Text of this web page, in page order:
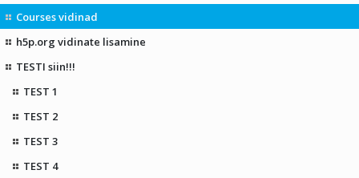
Courses vidinad
h5p.org vidinate lisamine
TESTI siin!!!
TEST 1
TEST 2
TEST 3
TEST 4